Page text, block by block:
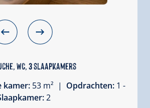
WC, 3 slaapkamers
kamer: 53 m² | Opdrachten: 1 -
2